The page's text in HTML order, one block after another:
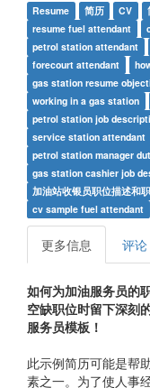
Resume 简历 CV
resume fuel attendant
petrol station attendant
forecourt attendant
gas station resume
working in a gas station
petrol station job
service station attendant
petrol station manager
gas station cashier job
加油站收银员职位描述和
cv sample fuel attendant
更多信息 评论
如何为加油服务员的
空缺职位时留下深刻
服务员模板！
此示例简历可能是帮
素之一。为了使人事